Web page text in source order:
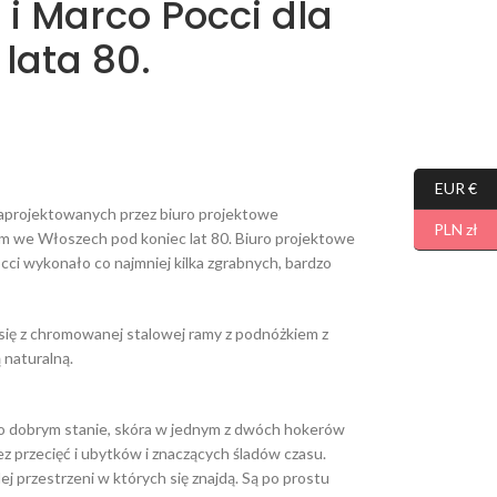
Marco Pocci dla
lata 80.
przez biuro projektowe
we Włoszech pod koniec lat 80. Biuro projektowe
wykonało co najmniej kilka zgrabnych, bardzo
z chromowanej stalowej ramy z podnóżkiem z
stanie, skóra w jednym z dwóch hokerów
przecięć i ubytków i znaczących śladów czasu.
przestrzeni w których się znajdą. Są po prostu
EUR €
PLN zł